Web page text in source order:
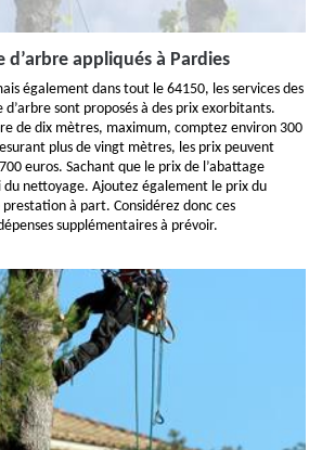
d’arbre appliqués à Pardies
également dans tout le 64150, les services des
sont proposés à des prix exorbitants.
de dix mètres, maximum, comptez environ 300
plus de vingt mètres, les prix peuvent
euros. Sachant que le prix de l’abattage
du nettoyage. Ajoutez également le prix du
à part. Considérez donc ces
supplémentaires à prévoir.